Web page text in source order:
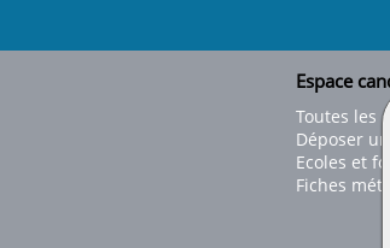
Espace
Toutes les
Déposer
Ecoles et
Fiches